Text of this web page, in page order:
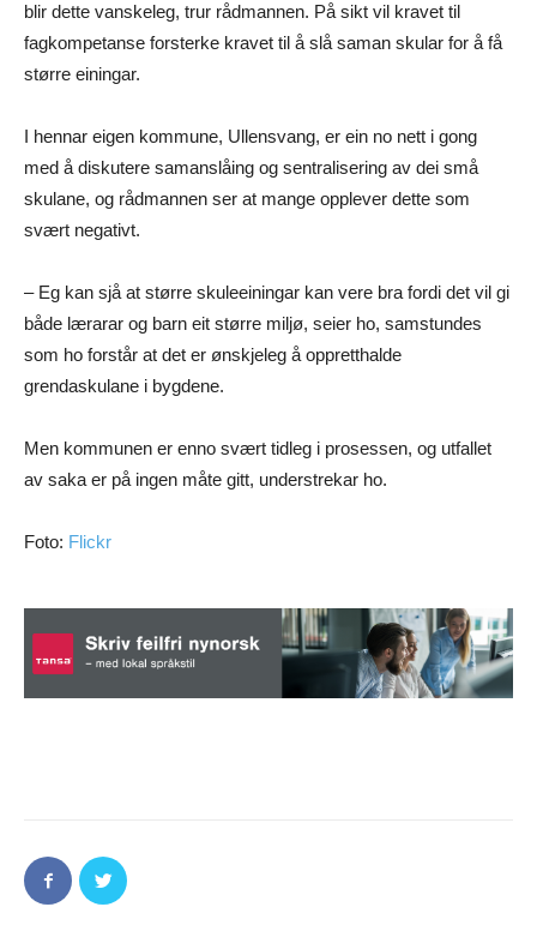
blir dette vanskeleg, trur rådmannen. På sikt vil kravet til
fagkompetanse forsterke kravet til å slå saman skular for å få
større einingar.
I hennar eigen kommune, Ullensvang, er ein no nett i gong
med å diskutere samanslåing og sentralisering av dei små
skulane, og rådmannen ser at mange opplever dette som
svært negativt.
– Eg kan sjå at større skuleeiningar kan vere bra fordi det vil gi
både lærarar og barn eit større miljø, seier ho, samstundes
som ho forstår at det er ønskjeleg å oppretthalde
grendaskulane i bygdene.
Men kommunen er enno svært tidleg i prosessen, og utfallet
av saka er på ingen måte gitt, understrekar ho.
Foto: Flickr